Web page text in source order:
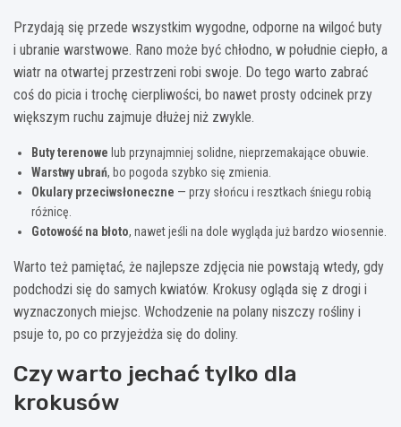
Przydają się przede wszystkim wygodne, odporne na wilgoć buty
i ubranie warstwowe. Rano może być chłodno, w południe ciepło, a
wiatr na otwartej przestrzeni robi swoje. Do tego warto zabrać
coś do picia i trochę cierpliwości, bo nawet prosty odcinek przy
większym ruchu zajmuje dłużej niż zwykle.
Buty terenowe lub przynajmniej solidne, nieprzemakające obuwie.
Warstwy ubrań, bo pogoda szybko się zmienia.
Okulary przeciwsłoneczne — przy słońcu i resztkach śniegu robią
różnicę.
Gotowość na błoto, nawet jeśli na dole wygląda już bardzo wiosennie.
Warto też pamiętać, że najlepsze zdjęcia nie powstają wtedy, gdy
podchodzi się do samych kwiatów. Krokusy ogląda się z drogi i
wyznaczonych miejsc. Wchodzenie na polany niszczy rośliny i
psuje to, po co przyjeżdża się do doliny.
Czy warto jechać tylko dla
krokusów